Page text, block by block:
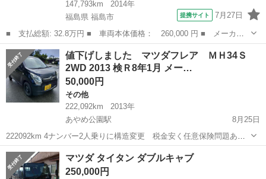
147,793km
2014年
福島県 福島市
提携サイト 7月27日
■ 支払総額: 32.8万円 ■ 車両本体価格： 260,000 円 ■ メーカー
名： マツダ ■ 車種名： フレアワゴンカスタムスタイル ■ グレ
ード名： ＸＳ ４ＷＤ（車検２年）ナビ フルセグＴＶ Ｂｌｕｅ
ｔｏｏｔｈオ...
福島 福島市 その他
値下げしました マツダフレア ＭＨ34Ｓ
2WD 2013 検Ｒ8年1月 メー…
50,000円
その他
222,092km
2013年
あやめ公園駅
8月25日
222092km 4ナンバー2人乗りに構造変更 税金安く任意保険問題あり
ません タイヤ八分山以上 22万kと過走行ですがオイル食いも無く各
機関大丈夫と思います。 エアコン冷えます 外観は小傷多数有ります
がヘコミ錆びありません...
山形 長井市 あやめ公園駅 その他 五千円
マツダ タイタン ダブルキャブ
250,000円